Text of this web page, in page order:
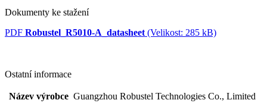
Dokumenty ke stažení
PDF Robustel_R5010-A_datasheet (Velikost: 285 kB)
Ostatní informace
Název výrobce Guangzhou Robustel Technologies Co., Limited